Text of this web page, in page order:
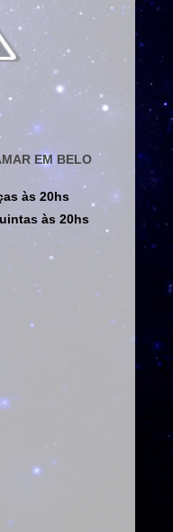
EM BELO
às 20hs
às 20hs